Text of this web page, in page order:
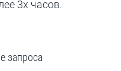
3х часов.
запроса